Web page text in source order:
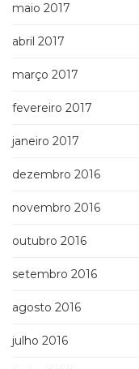
maio 2017
abril 2017
março 2017
fevereiro 2017
janeiro 2017
dezembro 2016
novembro 2016
outubro 2016
setembro 2016
agosto 2016
julho 2016